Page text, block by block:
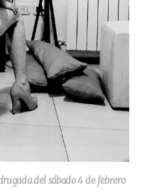
del sábado 4 de febrero